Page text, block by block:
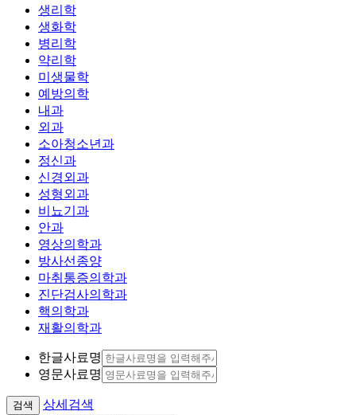
생리학
생화학
병리학
약리학
미생물학
예방의학
내과
외과
소아청소년과
정신과
신경외과
성형외과
비뇨기과
안과
영상의학과
방사선종양
마취통증의학과
진단검사의학과
핵의학과
재활의학과
한글사료명
영문사료명
상세검색